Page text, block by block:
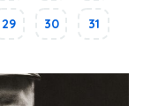
29 30 31